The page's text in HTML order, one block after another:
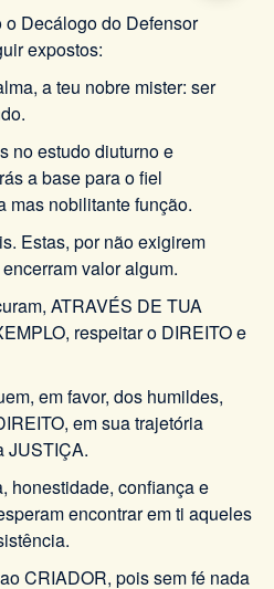
o Decálogo do Defensor
expostos:
a teu nobre mister: ser
no estudo diuturno e
a base para o fiel
mas nobilitante função.
Estas, por não exigirem
valor algum.
ATRAVÉS DE TUA
respeitar o DIREITO e
em favor, dos humildes,
em sua trajetória
JUSTIÇA.
honestidade, confiança e
encontrar em ti aqueles
CRIADOR, pois sem fé nada